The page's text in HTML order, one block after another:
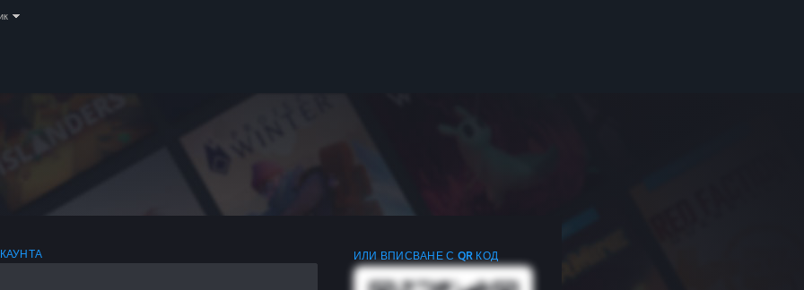
ИЛИ ВПИСВАНЕ С QR КОД